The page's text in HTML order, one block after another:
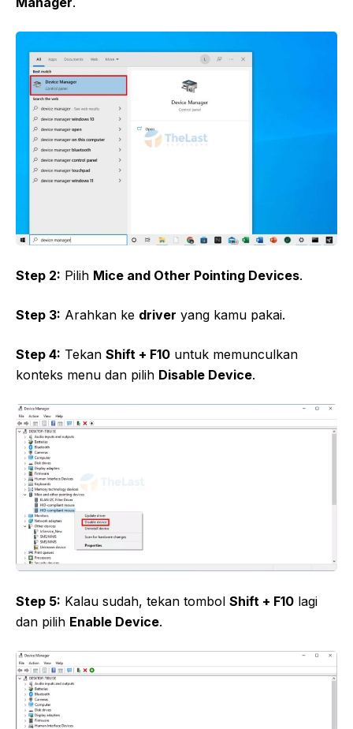
Step 2: Pilih Mice and Other Pointing Devices.
Step 3: Arahkan ke driver yang kamu pakai.
Step 4: Tekan Shift + F10 untuk memunculkan
konteks menu dan pilih Disable Device.
Step 5: Kalau sudah, tekan tombol Shift + F10 lagi
dan pilih Enable Device.